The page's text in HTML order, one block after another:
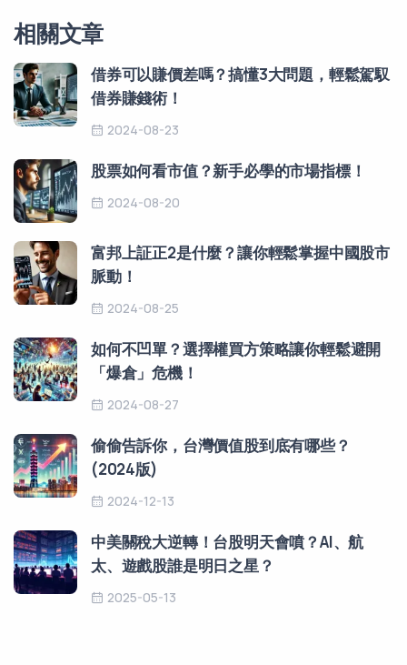
相關文章
借券可以賺價差嗎？搞懂3大問題，輕鬆駕馭
借券賺錢術！
2024-08-23
股票如何看市值？新手必學的市場指標！
2024-08-20
富邦上証正2是什麼？讓你輕鬆掌握中國股市
脈動！
2024-08-25
如何不凹單？選擇權買方策略讓你輕鬆避開
「爆倉」危機！
2024-08-27
偷偷告訴你，台灣價值股到底有哪些？
(2024版)
2024-12-13
中美關稅大逆轉！台股明天會噴？AI、航
太、遊戲股誰是明日之星？
2025-05-13